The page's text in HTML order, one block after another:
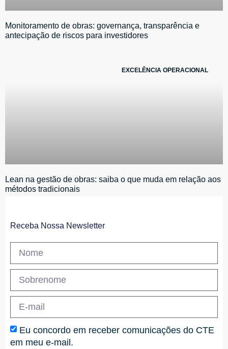
Monitoramento de obras: governança, transparência e
antecipação de riscos para investidores
EXCELÊNCIA OPERACIONAL
Lean na gestão de obras: saiba o que muda em relação aos
métodos tradicionais
Receba Nossa Newsletter
Eu concordo em receber comunicações do CTE
em meu e-mail.